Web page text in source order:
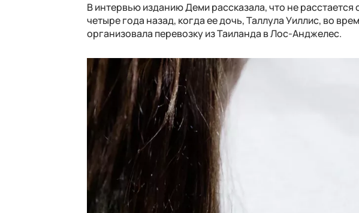
В интервью изданию Деми рассказала, что не
четыре года назад, когда ее дочь, Таллула Уиллис, во
организовала перевозку из Таиланда в Лос-Анджелес.